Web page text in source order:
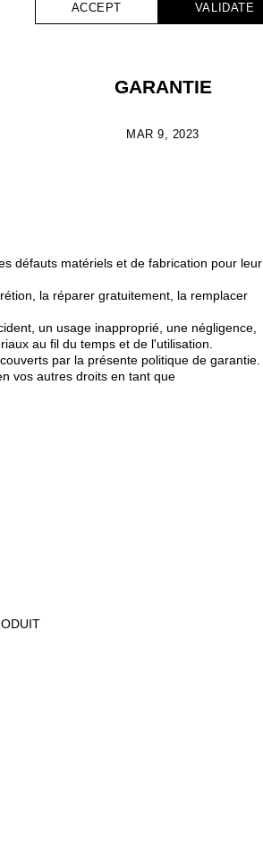
ACCEPT VALIDATE
GARANTIE
MAR 9, 2023
défauts matériels et de fabrication pour leur
la réparer gratuitement, la remplacer
un usage inapproprié, une négligence,
au fil du temps et de l'utilisation.
par la présente politique de garantie.
vos autres droits en tant que